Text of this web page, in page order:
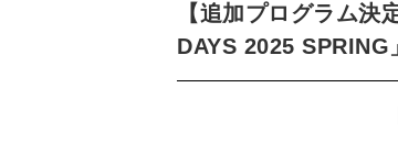
【追加プログラム
DAYS 2025 SPRING